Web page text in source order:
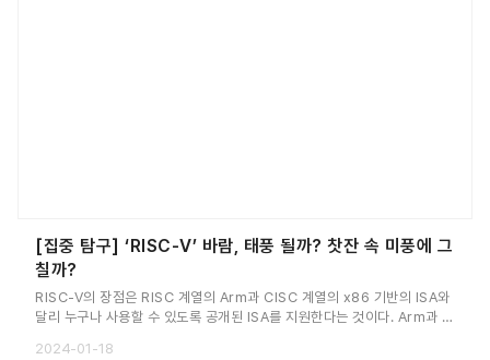
[집중 탐구] ‘RISC-V’ 바람, 태풍 될까? 찻잔 속 미풍에 그
칠까?
RISC-V의 장점은 RISC 계열의 Arm과 CISC 계열의 x86 기반의 ISA와
달리 누구나 사용할 수 있도록 공개된 ISA를 지원한다는 것이다. Arm과 인
2024-01-18